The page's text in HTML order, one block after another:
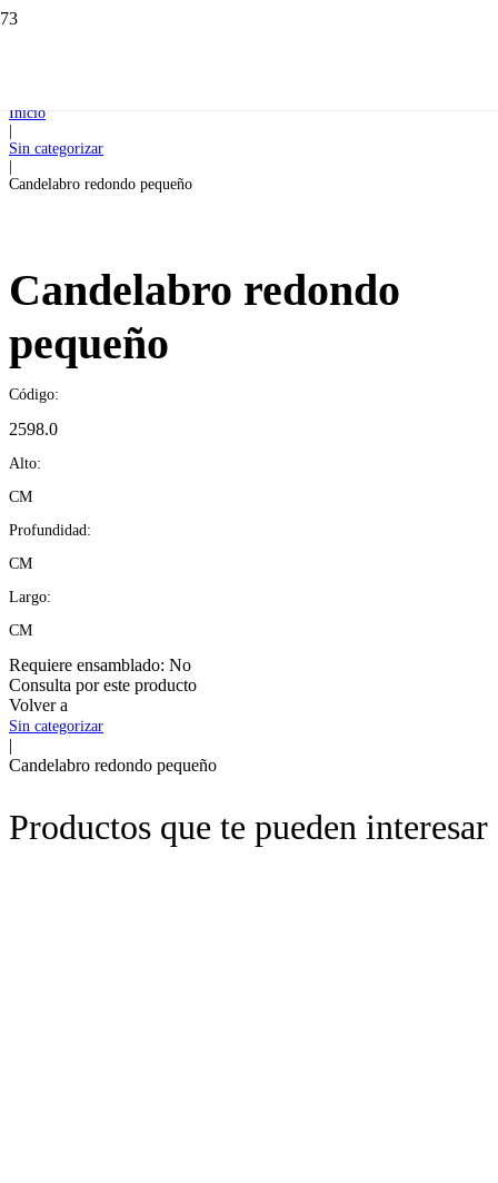
Inicio
Sin categorizar
Candelabro redondo pequeño
Candelabro redondo
pequeño
Código:
2598.0
Alto:
CM
Profundidad:
CM
Largo:
CM
Requiere ensamblado: No
Consulta por este producto
Volver a
Sin categorizar
|
Candelabro redondo pequeño
Productos que te pueden interesar